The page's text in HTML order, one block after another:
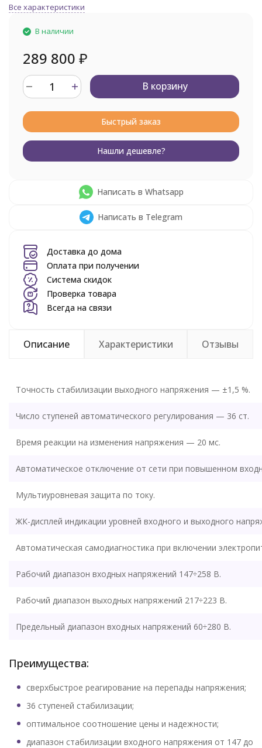
Все характеристики
В наличии
289 800 ₽
В корзину
Быстрый заказ
Нашли дешевле?
Написать в Whatsapp
Написать в Telegram
Доставка до дома
Оплата при получении
Система скидок
Проверка товара
Всегда на связи
Описание Характеристики Отзывы
Точность стабилизации выходного напряжения — ±1,5 %.
Число ступеней автоматического регулирования — 36 ст.
Время реакции на изменения напряжения — 20 мс.
Автоматическое отключение от сети при повышенном
Мультиуровневая защита по току.
ЖК-дисплей индикации уровней входного и выходного
Автоматическая самодиагностика при включении
Рабочий диапазон входных напряжений 147÷258 В.
Рабочий диапазон выходных напряжений 217÷223 В.
Предельный диапазон входных напряжений 60÷280 В.
Преимущества:
сверхбыстрое реагирование на перепады напряжения;
36 ступеней стабилизации;
оптимальное соотношение цены и надежности;
диапазон стабилизации входного напряжения от 147 до